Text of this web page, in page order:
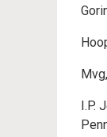
Mvg,
I.P.